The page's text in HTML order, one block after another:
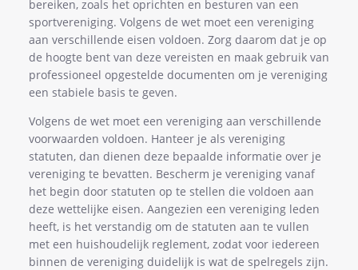
bereiken, zoals het oprichten en besturen van een
sportvereniging. Volgens de wet moet een vereniging
aan verschillende eisen voldoen. Zorg daarom dat je op
de hoogte bent van deze vereisten en maak gebruik van
professioneel opgestelde documenten om je vereniging
een stabiele basis te geven.
Volgens de wet moet een vereniging aan verschillende
voorwaarden voldoen. Hanteer je als vereniging
statuten, dan dienen deze bepaalde informatie over je
vereniging te bevatten. Bescherm je vereniging vanaf
het begin door statuten op te stellen die voldoen aan
deze wettelijke eisen. Aangezien een vereniging leden
heeft, is het verstandig om de statuten aan te vullen
met een huishoudelijk reglement, zodat voor iedereen
binnen de vereniging duidelijk is wat de spelregels zijn.